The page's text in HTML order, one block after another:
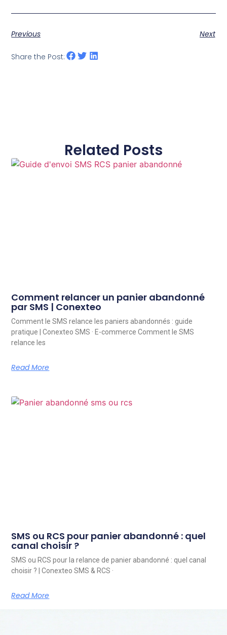
Previous Next
Share the Post:
Related Posts
Comment relancer un panier abandonné
par SMS | Conexteo
Comment le SMS relance les paniers abandonnés : guide
pratique | Conexteo SMS · E-commerce Comment le SMS
relance les
Read More
SMS ou RCS pour panier abandonné : quel
canal choisir ?
SMS ou RCS pour la relance de panier abandonné : quel canal
choisir ? | Conexteo SMS & RCS ·
Read More